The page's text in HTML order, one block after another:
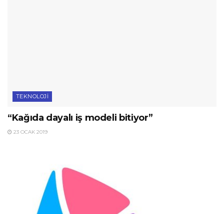
TEKNOLOJI
“Kağıda dayalı iş modeli bitiyor”
23 OCAK 2019